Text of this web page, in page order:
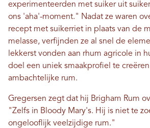
experimenteerden met suiker uit
ons 'aha'-moment." Nadat ze waren
recept met suikerriet in plaats van de
melasse, verfijnden ze al snel de
lekkerst vonden aan rhum agricole in
doel een uniek smaakprofiel te
ambachtelijke rum.
Gregersen zegt dat hij Brigham Rum
"Zelfs in Bloody Mary's. Hij is niet te
ongelooflijk veelzijdige rum."